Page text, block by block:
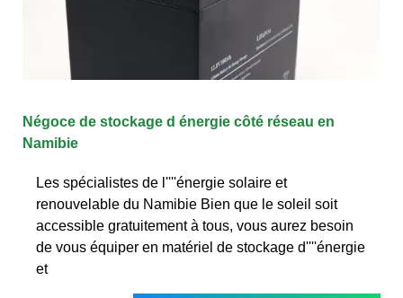
Négoce de stockage d énergie côté réseau en
Namibie
Les spécialistes de l''''énergie solaire et
renouvelable du Namibie Bien que le soleil soit
accessible gratuitement à tous, vous aurez besoin
de vous équiper en matériel de stockage d''''énergie
et